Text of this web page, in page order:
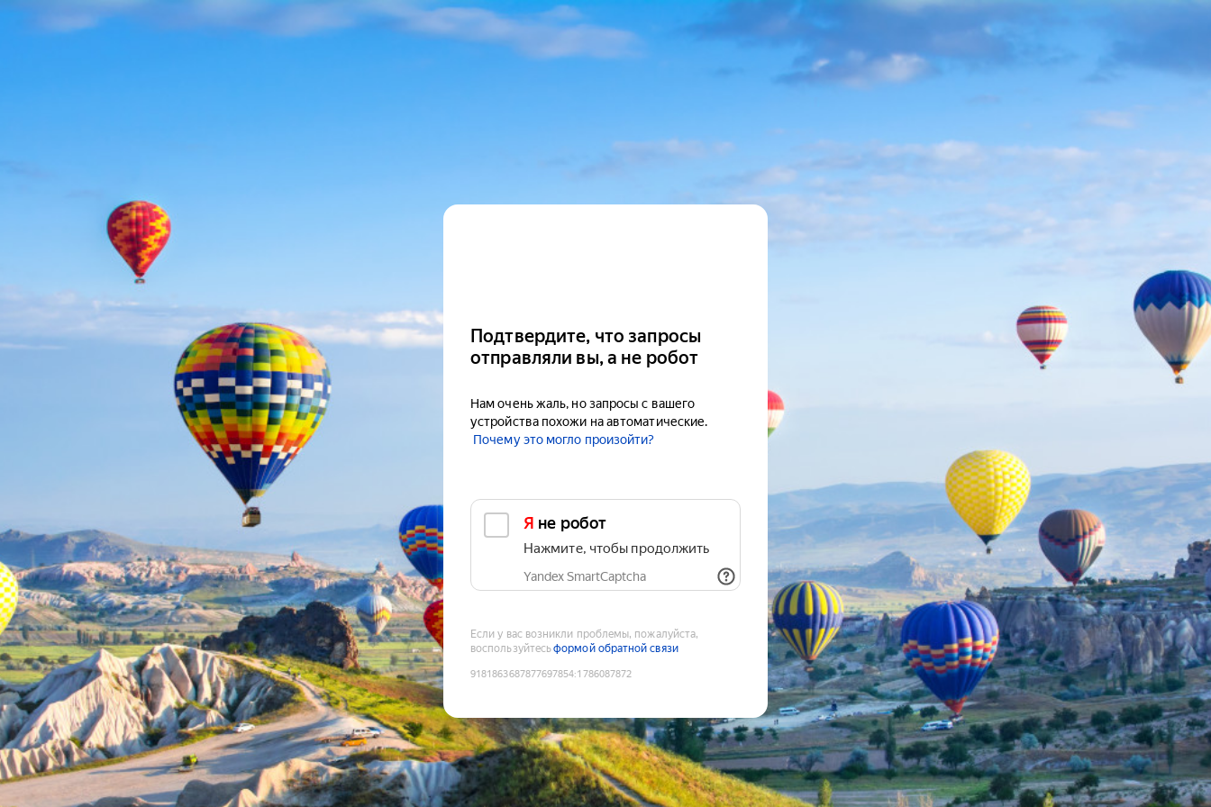
Подтвердите, что запросы
отправляли вы, а не робот
Нам очень жаль, но запросы с вашего
устройства похожи на автоматические.
Почему это могло произойти?
Я не робот
Нажмите, чтобы продолжить
Yandex SmartCaptcha
Если у вас возникли проблемы, пожалуйста,
воспользуйтесьформой обратной связи
9181863687877697854:1786087872